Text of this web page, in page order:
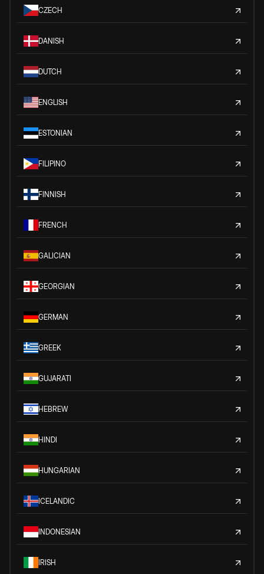
CZECH
DANISH
DUTCH
ENGLISH
ESTONIAN
FILIPINO
FINNISH
FRENCH
GALICIAN
GEORGIAN
GERMAN
GREEK
GUJARATI
HEBREW
HINDI
HUNGARIAN
ICELANDIC
INDONESIAN
IRISH